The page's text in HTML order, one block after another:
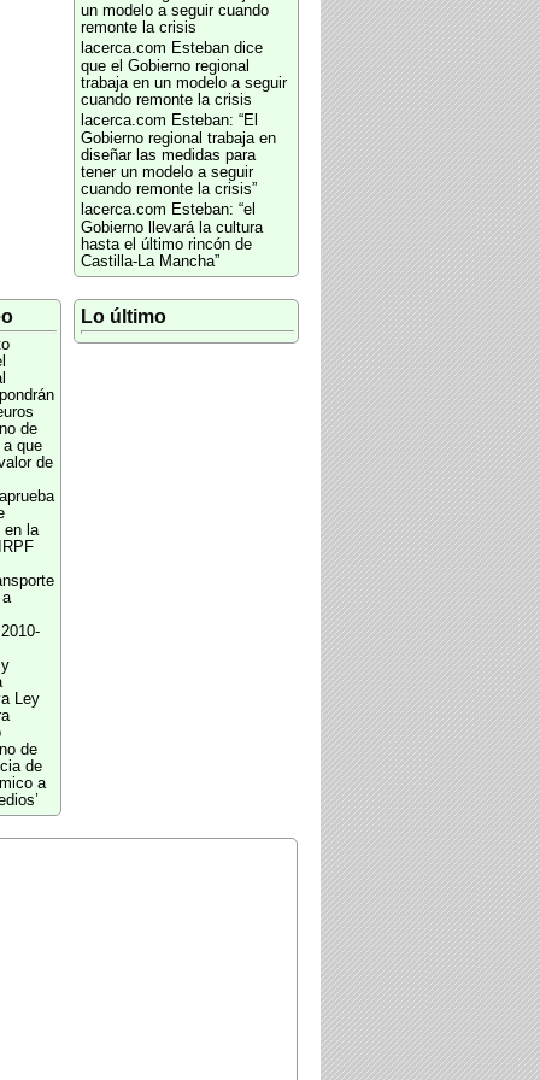
un modelo a seguir cuando
remonte la crisis
lacerca.com Esteban dice
que el Gobierno regional
trabaja en un modelo a seguir
cuando remonte la crisis
lacerca.com Esteban: “El
Gobierno regional trabaja en
diseñar las medidas para
tener un modelo a seguir
cuando remonte la crisis”
lacerca.com Esteban: “el
Gobierno llevará la cultura
hasta el último rincón de
Castilla-La Mancha”
de
que
de
en la
Ley
de
de
a
Lo último